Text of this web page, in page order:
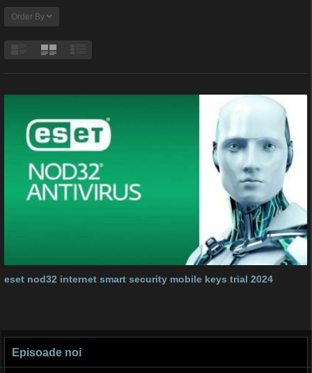
Order By
eset nod32 internet smart security mobile keys trial 2024
Episoade noi